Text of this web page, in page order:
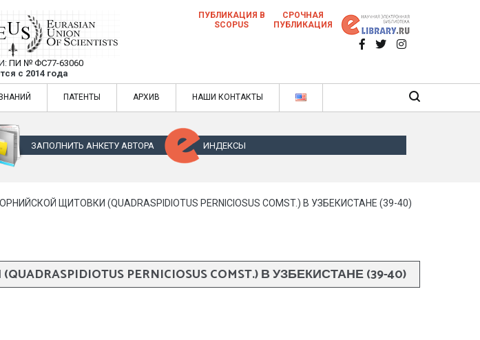
Ученых — публикация научных статей в ежемесячном научном
журнале
ПИ № ФС77-63060
с 2014 года
научных статей в ежемесячном научном журнале
ПУБЛИКАЦИЯ В
SCOPUS
СРОЧНАЯ
ПУБЛИКАЦИЯ
ПАТЕНТЫ АРХИВ НАШИ КОНТАКТЫ
ЗАПОЛНИТЬ АНКЕТУ АВТОРА ИНДЕКСЫ
ЩИТОВКИ (QUADRASPIDIOTUS PERNICIOSUS COMST.) В УЗБЕКИСТАНЕ (39-40)
PERNICIOSUS COMST.) В УЗБЕКИСТАНЕ (39-40)